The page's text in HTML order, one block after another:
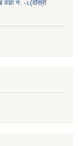
वडा नं. -८(दोस्रो